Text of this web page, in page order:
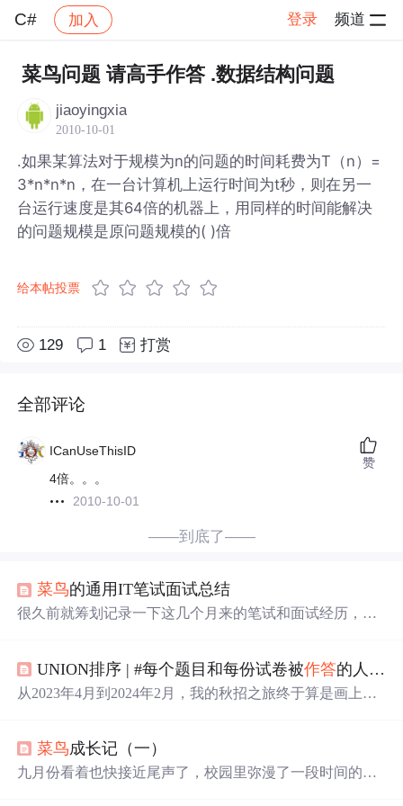
C# 加入 登录 频道
社区 C# 帖子详情
菜鸟问题 请高手作答 .数据结构问题
jiaoyingxia
2010-10-01
.如果某算法对于规模为n的问题的时间耗费为T（n）=
3*n*n*n，在一台计算机上运行时间为t秒，则在另一
台运行速度是其64倍的机器上，用同样的时间能解决
的问题规模是原问题规模的( )倍
给本帖投票
129 1 打赏
全部评论
ICanUseThisID
4倍。。。
2010-10-01
赞
——到底了——
菜鸟的通用IT笔试面试总结
很久前就筹划记录一下这几个月来的笔试和面试经历，终
年开始的：暑期实习有面过MS和DP公司；等10月正式找
工作的时候，依次面过B L C I O等公司，笔试更是不计其
UNION排序 | #每个题目和每份试卷被作答的人数和次数#
从2023年4月到2024年2月，我的秋招之旅终于算是画上了
在浏览器中，通过JavaScript发起的网络请求，目标地址与
菜鸟成长记（一）
九月份看着也快接近尾声了，校园里弥漫了一段时间的桂